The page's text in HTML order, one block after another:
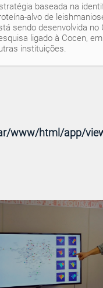
baseada na
alvo de
sendo desenvolvida no
ligado à Cocen,
instituições.
www/html/app/